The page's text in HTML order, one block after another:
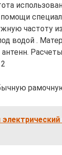
частоту
водой .